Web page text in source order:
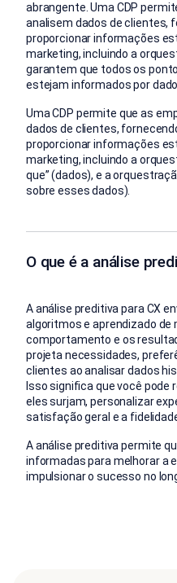
abrangente. Uma CDP
analisem dados de clientes,
proporcionar informações
marketing, incluindo a
garantem que todos os
estejam informados por
Uma CDP permite que as
dados de clientes,
proporcionar informações
marketing, incluindo a
que” (dados), e a
sobre esses dados).
O que é a análise
A análise preditiva para CX
algoritmos e aprendizado de
comportamento e os
projeta necessidades,
clientes ao analisar dados
Isso significa que você pode
eles surjam, personalizar
satisfação geral e a
A análise preditiva permite
informadas para melhorar a
impulsionar o sucesso no